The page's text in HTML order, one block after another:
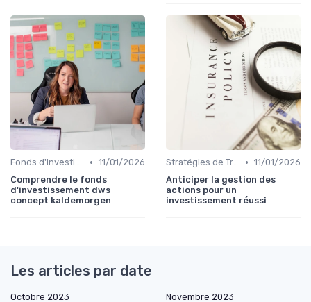
Fonds d'Investissement et ETF • 11/01/2026
Comprendre le fonds
d'investissement dws
concept kaldemorgen
Stratégies de Trading • 11/01/2026
Anticiper la gestion des
actions pour un
investissement réussi
Les articles par date
Octobre 2023
Novembre 2023